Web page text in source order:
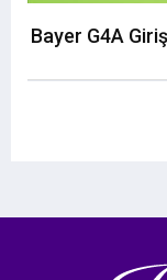
Bayer G4A